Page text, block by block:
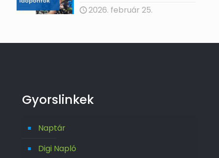
2026. február 25.
Gyorslinkek
Naptár
Digi Napló